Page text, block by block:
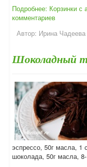
Подробнее: Корзинки
комментариев
Автор: Ирина Чадеева
Шоколадный
эспрессо, 50г масла, 1
шоколада, 50г масла,